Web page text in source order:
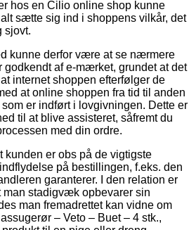
hos en Cilio online shop kunne
sætte sig ind i shoppens vilkår, det
sjovt.
kunne derfor være at se nærmere
godkendt af e-mærket, grundet at det
internet shoppen efterfølger de
at online shoppen fra tid til anden
er indført i lovgivningen. Dette er
til at blive assisteret, såfremt du
med din ordre.
kunden er obs på de vigtigste
på bestillingen, f.eks. den
garanterer. I den relation er
man stadigvæk opbevarer sin
man fremadrettet kan vidne om
– Veto – Buet – 4 stk.,